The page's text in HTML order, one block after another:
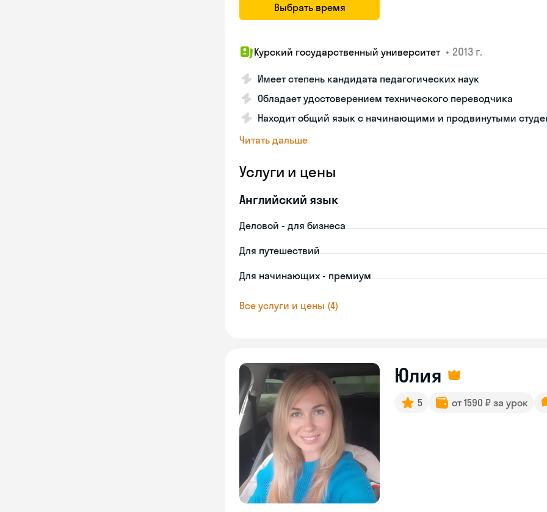
Выбрать время
Курский государственный университет • 2013 г.
Имеет степень кандидата педагогических наук
Обладает удостоверением технического переводчика
Находит общий язык с начинающими и продвинутыми
Читать дальше
Услуги и цены
Английский язык
Деловой - для бизнеса
Для путешествий
Для начинающих - премиум
Все услуги и цены (4)
Юлия
5 от 1590 ₽ за урок